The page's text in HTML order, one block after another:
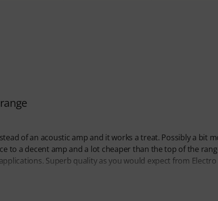
of an acoustic amp and it works a treat. Possibly a bit
to a decent amp and a lot cheaper than the top of the
Superb quality as you would expect from Electro